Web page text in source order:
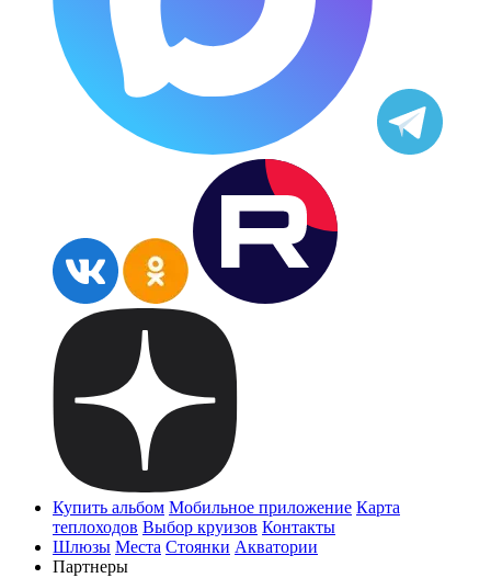
Купить альбом Мобильное приложение Карта
теплоходов Выбор круизов Контакты
Шлюзы Места Стоянки Акватории
Партнеры